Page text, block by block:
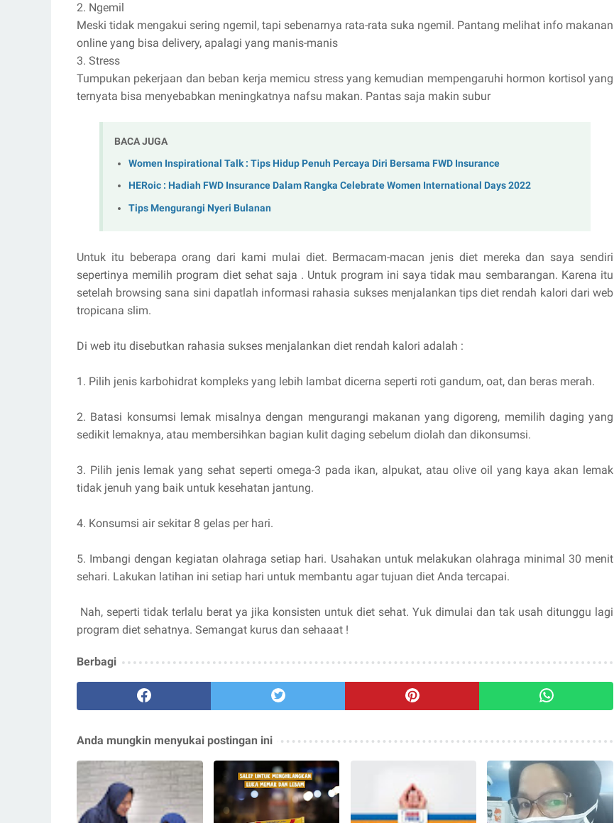
2. Ngemil
Meski tidak mengakui sering ngemil, tapi sebenarnya rata-rata suka ngemil. Pantang melihat info makanan
online yang bisa delivery, apalagi yang manis-manis
3. Stress
Tumpukan pekerjaan dan beban kerja memicu stress yang kemudian mempengaruhi hormon kortisol yang
ternyata bisa menyebabkan meningkatnya nafsu makan. Pantas saja makin subur
BACA JUGA
Women Inspirational Talk : Tips Hidup Penuh Percaya Diri Bersama FWD Insurance
HERoic : Hadiah FWD Insurance Dalam Rangka Celebrate Women International Days 2022
Tips Mengurangi Nyeri Bulanan
Untuk itu beberapa orang dari kami mulai diet. Bermacam-macan jenis diet mereka dan saya sendiri
sepertinya memilih program diet sehat saja . Untuk program ini saya tidak mau sembarangan. Karena itu
setelah browsing sana sini dapatlah informasi rahasia sukses menjalankan tips diet rendah kalori dari web
tropicana slim.
Di web itu disebutkan rahasia sukses menjalankan diet rendah kalori adalah :
1. Pilih jenis karbohidrat kompleks yang lebih lambat dicerna seperti roti gandum, oat, dan beras merah.
2. Batasi konsumsi lemak misalnya dengan mengurangi makanan yang digoreng, memilih daging yang
sedikit lemaknya, atau membersihkan bagian kulit daging sebelum diolah dan dikonsumsi.
3. Pilih jenis lemak yang sehat seperti omega-3 pada ikan, alpukat, atau olive oil yang kaya akan lemak
tidak jenuh yang baik untuk kesehatan jantung.
4. Konsumsi air sekitar 8 gelas per hari.
5. Imbangi dengan kegiatan olahraga setiap hari. Usahakan untuk melakukan olahraga minimal 30 menit
sehari. Lakukan latihan ini setiap hari untuk membantu agar tujuan diet Anda tercapai.
Nah, seperti tidak terlalu berat ya jika konsisten untuk diet sehat. Yuk dimulai dan tak usah ditunggu lagi
program diet sehatnya. Semangat kurus dan sehaaat !
Berbagi
Anda mungkin menyukai postingan ini